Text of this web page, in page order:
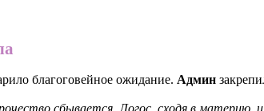
благоговейное ожидание. Админ